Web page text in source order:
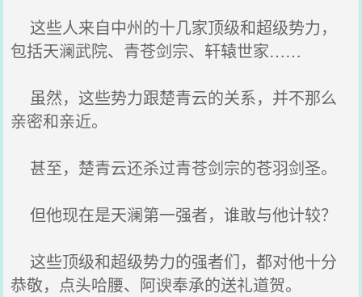
这些人来自中州的十几家顶级和超级势力，
包括天澜武院、青苍剑宗、轩辕世家……
虽然，这些势力跟楚青云的关系，并不那么
亲密和亲近。
甚至，楚青云还杀过青苍剑宗的苍羽剑圣。
但他现在是天澜第一强者，谁敢与他计较？
这些顶级和超级势力的强者们，都对他十分
恭敬，点头哈腰、阿谀奉承的送礼道贺。